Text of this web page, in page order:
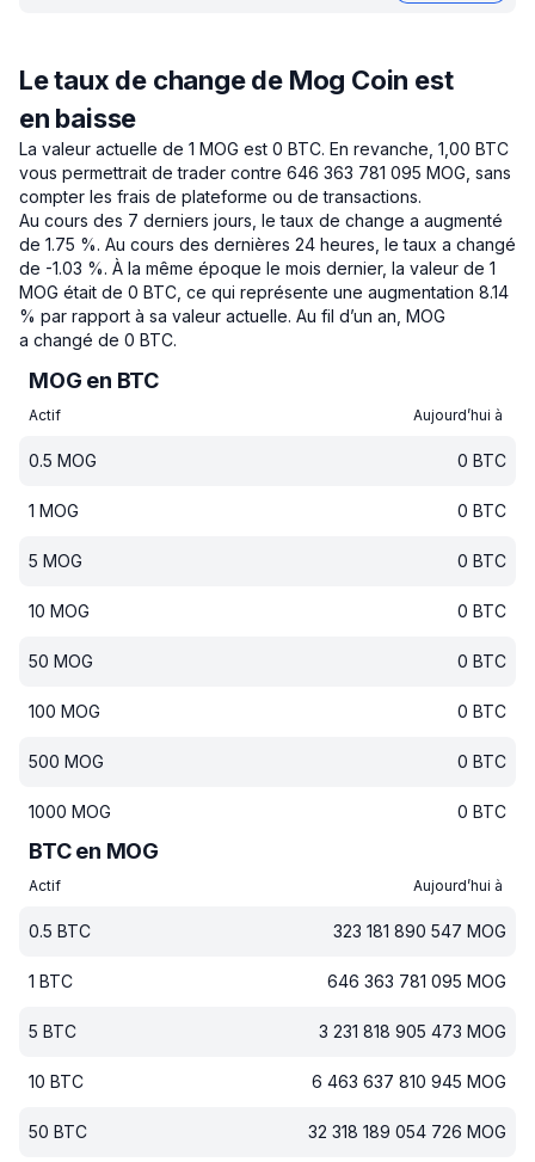
Le taux de change de Mog Coin est
en baisse
La valeur actuelle de 1 MOG est 0 BTC. En revanche, 1,00 BTC
vous permettrait de trader contre 646 363 781 095 MOG, sans
compter les frais de plateforme ou de transactions.
Au cours des 7 derniers jours, le taux de change a augmenté
de 1.75 %. Au cours des dernières 24 heures, le taux a changé
de -1.03 %. À la même époque le mois dernier, la valeur de 1
MOG était de 0 BTC, ce qui représente une augmentation 8.14
% par rapport à sa valeur actuelle. Au fil d’un an, MOG
a changé de 0 BTC.
MOG en BTC
Actif Aujourd’hui à
0.5 MOG 0 BTC
1 MOG 0 BTC
5 MOG 0 BTC
10 MOG 0 BTC
50 MOG 0 BTC
100 MOG 0 BTC
500 MOG 0 BTC
1000 MOG 0 BTC
BTC en MOG
Actif Aujourd’hui à
0.5 BTC 323 181 890 547 MOG
1 BTC 646 363 781 095 MOG
5 BTC 3 231 818 905 473 MOG
10 BTC 6 463 637 810 945 MOG
50 BTC 32 318 189 054 726 MOG